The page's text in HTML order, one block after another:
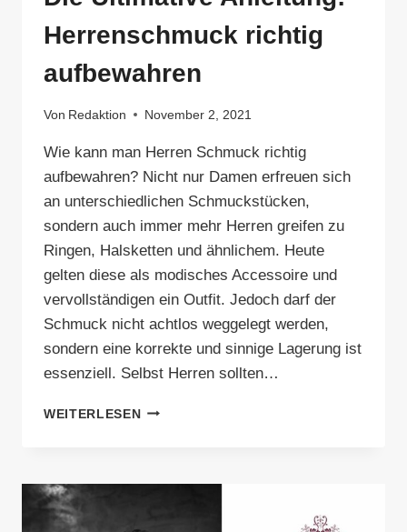
Herrenschmuck richtig
aufbewahren
Von Redaktion November 2, 2021
Wie kann man Herren Schmuck richtig
aufbewahren? Nicht nur Damen erfreuen sich
an unterschiedlichen Schmuckstücken,
sondern auch immer mehr Herren greifen zu
Ringen, Halsketten und ähnlichem. Heute
gelten diese als modisches Accessoire und
vervollständigen ein Outfit. Jedoch darf der
Schmuck nicht achtlos weggelegt werden,
sondern eine korrekte und sinnige Lagerung ist
essenziell. Selbst Herren sollten…
WEITERLESENDIE
RICHTIG